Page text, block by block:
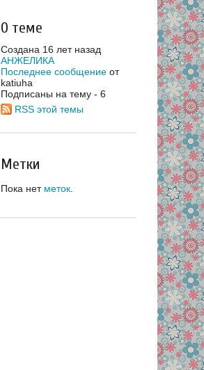
О теме
Создана 16 лет назад
АНЖЕЛИКА
Последнее сообщение от
katiuha
Подписаны на тему - 6
RSS этой темы
Метки
Пока нет меток